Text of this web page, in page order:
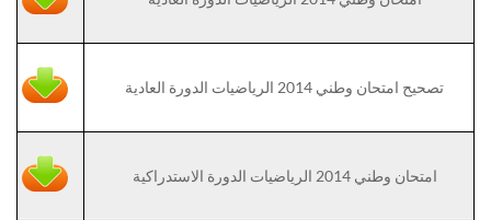
تصحيح امتحان وطني 2014 الرياضيات الدورة العادية
امتحان وطني 2014 الرياضيات الدورة الاستدراكية